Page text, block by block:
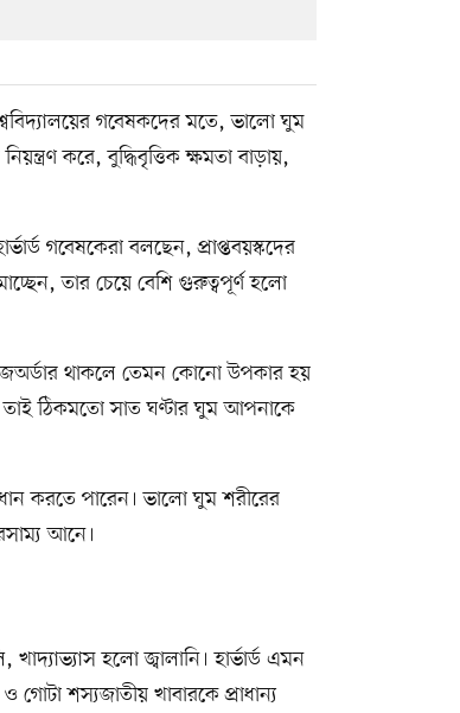
গবেষকদের মতে, ভালো ঘুম
করে, বুদ্ধিবৃত্তিক ক্ষমতা বাড়ায়,
গবেষকেরা বলছেন, প্রাপ্তবয়স্কদের
তার চেয়ে বেশি গুরুত্বপূর্ণ হলো
থাকলে তেমন কোনো উপকার হয়
তাই ঠিকমতো সাত ঘণ্টার ঘুম আপনাকে
করতে পারেন। ভালো ঘুম শরীরের
আনে।
হলো জ্বালানি। হার্ভার্ড এমন
গোটা শস্যজাতীয় খাবারকে প্রাধান্য